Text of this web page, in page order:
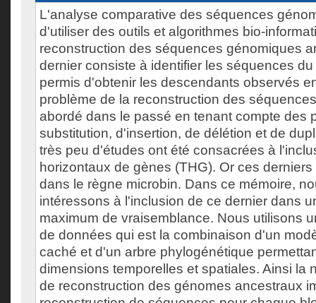
L'analyse comparative des séquences
d'utiliser des outils et algorithmes bio-
reconstruction des séquences génomiques
dernier consiste à identifier les séquences
permis d'obtenir les descendants observés
problème de la reconstruction des
abordé dans le passé en tenant compte des
substitution, d'insertion, de délétion et de
très peu d'études ont été consacrées à
horizontaux de gènes (THG). Or ces
dans le règne microbin. Dans ce mémoire,
intéressons à l'inclusion de ce dernier dans
maximum de vraisemblance. Nous utilisons
de données qui est la combinaison d'un
caché et d'un arbre phylogénétique
dimensions temporelles et spatiales. Ainsi la
de reconstruction des génomes ancestraux